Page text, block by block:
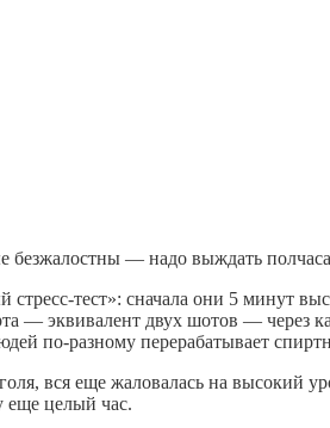
безжалостны — надо выждать
тест»: сначала они 5 минут
— эквивалент двух шотов —
по-разному перерабатывает
вся еще жаловалась на высокий
еще целый час.